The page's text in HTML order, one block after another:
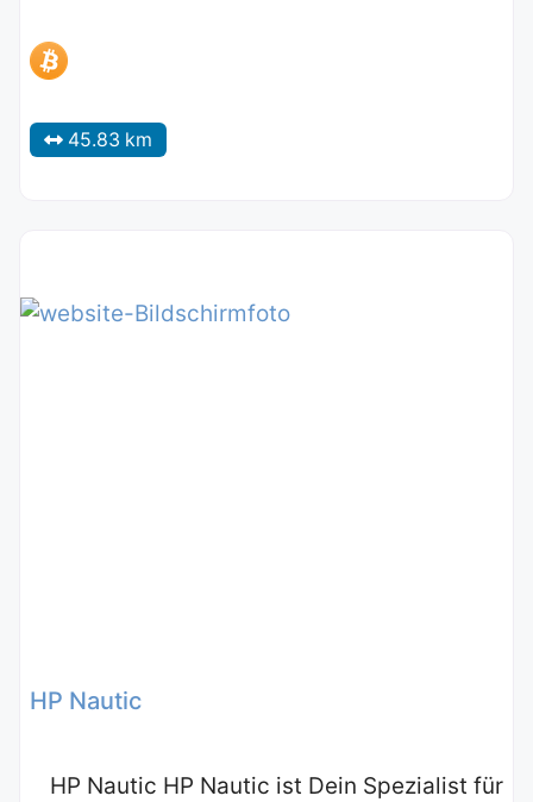
45.83 km
HP Nautic
HP Nautic HP Nautic ist Dein Spezialist für